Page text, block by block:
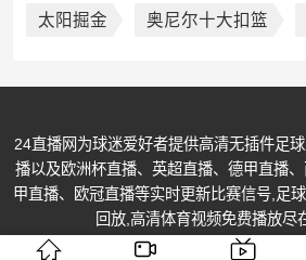
太阳掘金 奥尼尔十大扣篮
24直播网为球迷爱好者提供高清无插件足
播以及欧洲杯直播、英超直播、德甲直播
甲直播、欧冠直播等实时更新比赛信号,足
回放,高清体育视频免费播放尽
© Copyright @ 2013-2026 All Rights